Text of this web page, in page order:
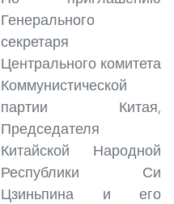
Генерального
секретаря
Центрального комитета
Коммунистической
партии Китая,
Председателя
Китайской Народной
Республики Си
Цзиньпина и его